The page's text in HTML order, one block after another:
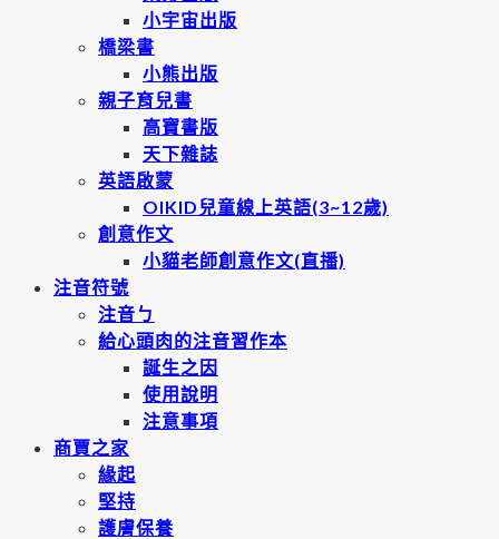
小宇宙出版
橋梁書
小熊出版
親子育兒書
高寶書版
天下雜誌
英語啟蒙
OIKID兒童線上英語(3~12歲)
創意作文
小貓老師創意作文(直播)
注音符號
注音ㄅ
給心頭肉的注音習作本
誕生之因
使用說明
注意事項
商賈之家
緣起
堅持
護膚保養